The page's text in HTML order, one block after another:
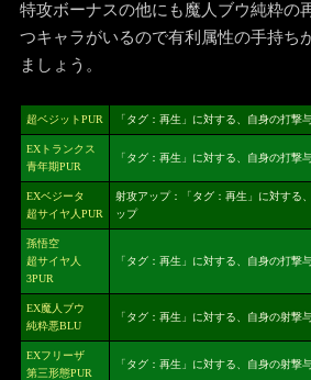
特攻ボーナスの他にも魔人ブウ純粋の
つキャラがいるので有利属性の手持ち
ましょう。
超ベジットPUR 「タグ：再生」に対する、自身の打撃
EXトランクス
青年期PUR
「タグ：再生」に対する、自身の打撃
EXベジータ
超サイヤ人PUR
射攻アップ：「タグ：再生」に対する
ップ
孫悟空
超サイヤ人
3PUR
「タグ：再生」に対する、自身の打撃
EX魔人ブウ
純粋悪BLU
「タグ：再生」に対する、自身の射撃
EXフリーザ
第三形態PUR
「タグ：再生」に対する、自身の射撃